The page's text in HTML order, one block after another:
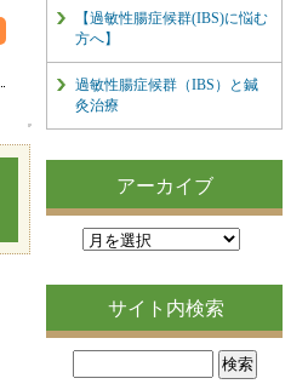
【過敏性腸症候群(IBS)に悩む
方へ】
過敏性腸症候群（IBS）と鍼
灸治療
アーカイブ
サイト内検索